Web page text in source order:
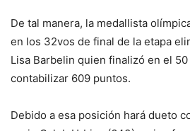
De tal manera, la medallista
en los 32vos de final de la etapa
Lisa Barbelin quien finalizó en el
contabilizar 609 puntos.
Debido a esa posición hará dueto